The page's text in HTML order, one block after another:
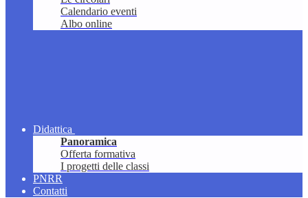
Calendario eventi
Albo online
Didattica
Panoramica
Offerta formativa
I progetti delle classi
PNRR
Contatti